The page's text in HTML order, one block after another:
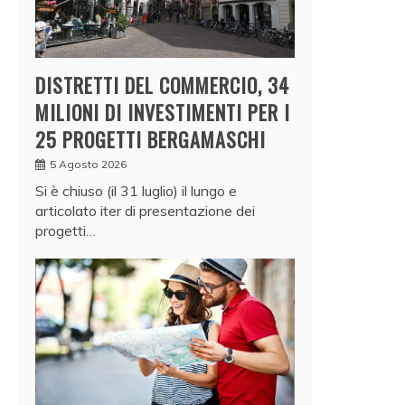
DISTRETTI DEL COMMERCIO, 34
MILIONI DI INVESTIMENTI PER I
25 PROGETTI BERGAMASCHI
5 Agosto 2026
Si è chiuso (il 31 luglio) il lungo e
articolato iter di presentazione dei
progetti…